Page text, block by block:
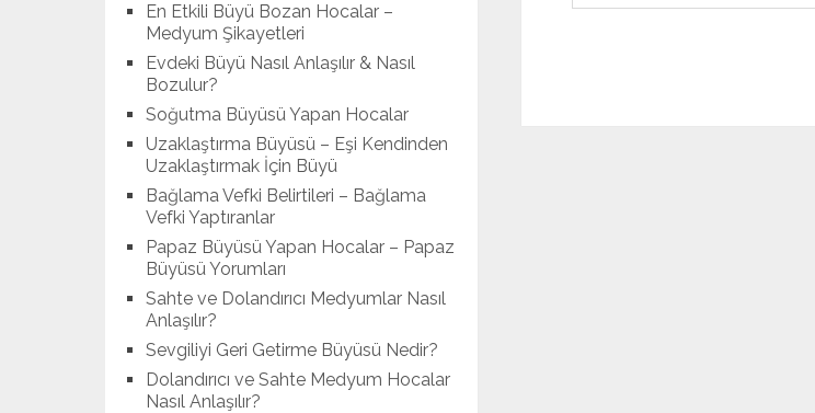
En Etkili Büyü Bozan Hocalar –
Medyum Şikayetleri
Evdeki Büyü Nasıl Anlaşılır & Nasıl
Bozulur?
Soğutma Büyüsü Yapan Hocalar
Uzaklaştırma Büyüsü – Eşi Kendinden
Uzaklaştırmak İçin Büyü
Bağlama Vefki Belirtileri – Bağlama
Vefki Yaptıranlar
Papaz Büyüsü Yapan Hocalar – Papaz
Büyüsü Yorumları
Sahte ve Dolandırıcı Medyumlar Nasıl
Anlaşılır?
Sevgiliyi Geri Getirme Büyüsü Nedir?
Dolandırıcı ve Sahte Medyum Hocalar
Nasıl Anlaşılır?